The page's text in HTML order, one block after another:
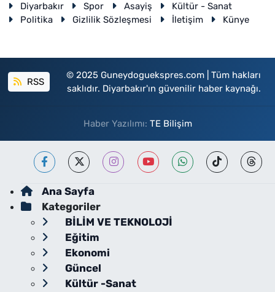
Diyarbakır Spor Asayiş
Kültür - Sanat
Politika
Gizlilik Sözleşmesi İletişim Künye
RSS
© 2025 Guneydoguekspres.com | Tüm hakları
saklıdır. Diyarbakır'ın güvenilir haber kaynağı.
Haber Yazılımı: TE Bilişim
Ana Sayfa
Kategoriler
BİLİM VE TEKNOLOJİ
Eğitim
Ekonomi
Güncel
Kültür -Sanat